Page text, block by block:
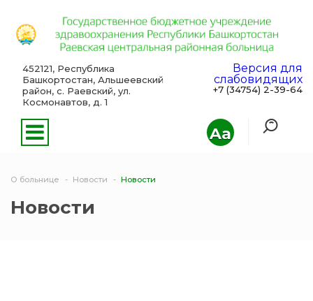
Aa
452121, Республика
Башкортостан, Альшеевский
район, с. Раевский, ул.
Космонавтов, д. 1
Версия для
слабовидящих
+7 (34754) 2-39-64
О больнице Новости Новости
Новости